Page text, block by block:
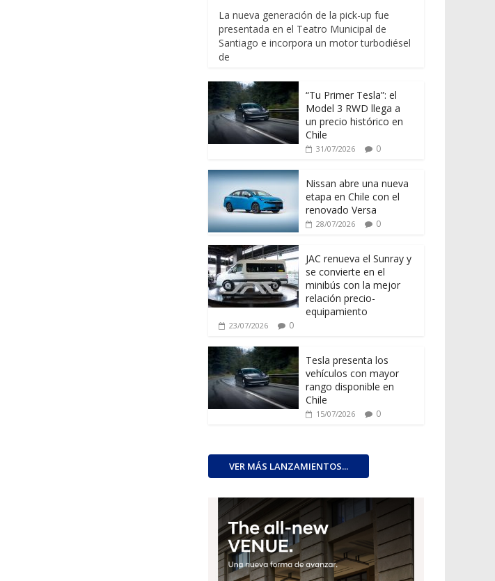
La nueva generación de la pick-up fue
presentada en el Teatro Municipal de
Santiago e incorpora un motor turbodiésel
de
“Tu Primer Tesla”: el
Model 3 RWD llega a
un precio histórico en
Chile
31/07/2026 0
Nissan abre una nueva
etapa en Chile con el
renovado Versa
28/07/2026 0
JAC renueva el Sunray y
se convierte en el
minibús con la mejor
relación precio-
equipamiento
23/07/2026 0
Tesla presenta los
vehículos con mayor
rango disponible en
Chile
15/07/2026 0
VER MÁS LANZAMIENTOS...